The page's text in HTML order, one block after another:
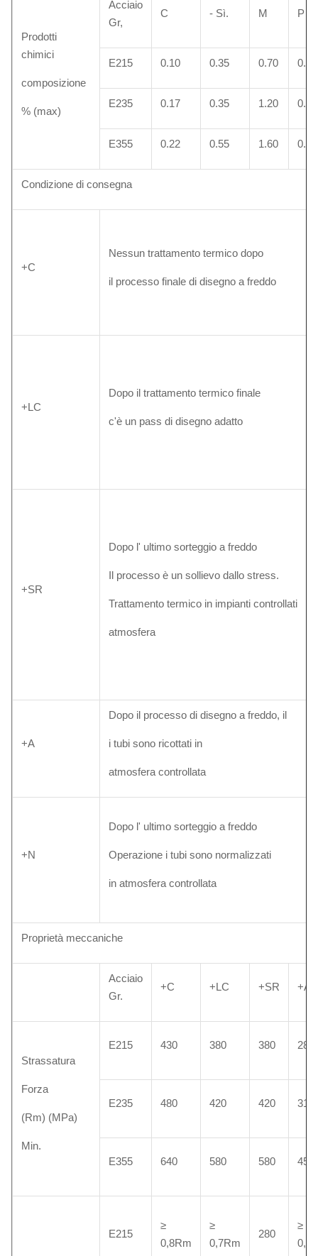
Prodotti
chimici
composizione
% (max)
Acciaio
Gr,
C - Sì. M P
E215 0.10 0.35 0.70
E235 0.17 0.35 1.20
E355 0.22 0.55 1.60
Condizione di consegna
+C
Nessun trattamento termico dopo
il processo finale di disegno a freddo
+LC
Dopo il trattamento termico finale
c'è un pass di disegno adatto
+SR
Dopo l' ultimo sorteggio a freddo
Il processo è un sollievo dallo stress.
Trattamento termico in impianti controllati
atmosfera
+A
Dopo il processo di disegno a freddo, il
i tubi sono ricottati in
atmosfera controllata
+N
Dopo l' ultimo sorteggio a freddo
Operazione i tubi sono normalizzati
in atmosfera controllata
Proprietà meccaniche
Acciaio
Gr.
+C +LC +SR +A
Strassatura
Forza
(Rm) (MPa)
Min.
E215 430 380 380 280
E235 480 420 420 315
E355 640 580 580 450
E215
≥
0,8Rm
≥
0,7Rm
280
≥